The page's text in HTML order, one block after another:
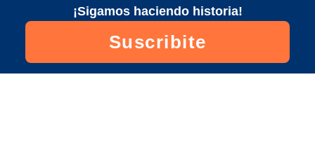
¡Sigamos haciendo historia!
Suscribite